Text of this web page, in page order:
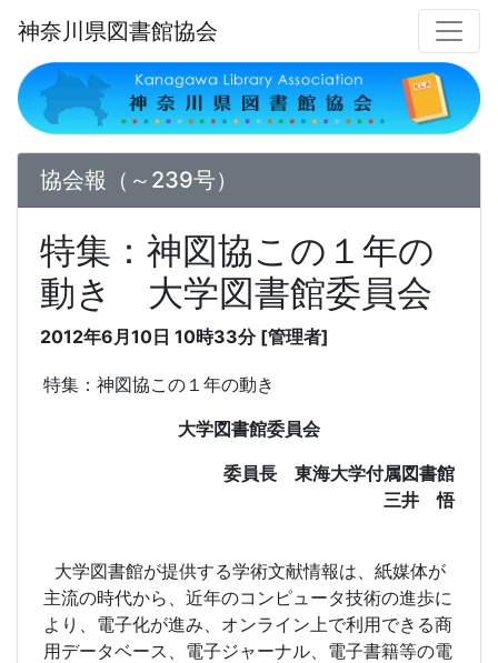
神奈川県図書館協会
協会報（～239号）
特集：神図協この１年の
動き 大学図書館委員会
2012年6月10日 10時33分 [管理者]
特集：神図協この１年の動き
大学図書館委員会
委員長 東海大学付属図書館
三井 悟
大学図書館が提供する学術文献情報は、紙媒体が
主流の時代から、近年のコンピュータ技術の進歩に
より、電子化が進み、オンライン上で利用できる商
用データベース、電子ジャーナル、電子書籍等の電